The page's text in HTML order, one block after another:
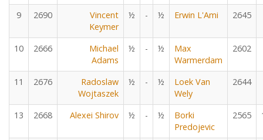
9 2690
Vincent
Keymer
½ - ½ Erwin L'Ami 2645
10 2666
Michael
Adams
½ - ½
Max
Warmerdam
2602
11 2676
Radoslaw
Wojtaszek
½ - ½
Loek Van
Wely
2644
13 2668 Alexei Shirov ½ - ½
Borki
Predojevic
2565